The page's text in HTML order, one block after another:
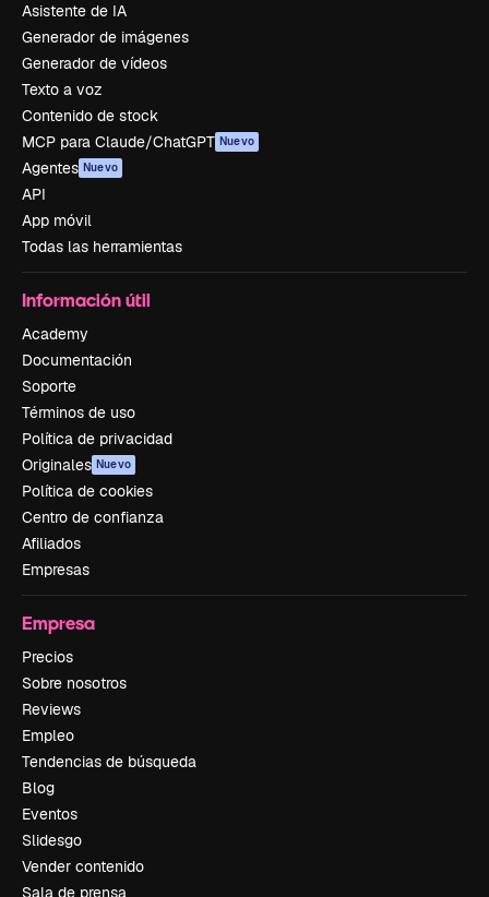
Asistente de IA
Generador de imágenes
Generador de vídeos
Texto a voz
Contenido de stock
MCP para Claude/ChatGPT Nuevo
Agentes Nuevo
API
App móvil
Todas las herramientas
Información útil
Academy
Documentación
Soporte
Términos de uso
Política de privacidad
Originales Nuevo
Política de cookies
Centro de confianza
Afiliados
Empresas
Empresa
Precios
Sobre nosotros
Reviews
Empleo
Tendencias de búsqueda
Blog
Eventos
Slidesgo
Vender contenido
Sala de prensa